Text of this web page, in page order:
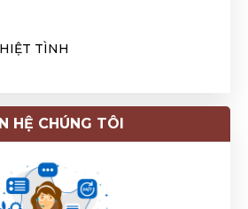
TÌNH
HỆ CHÚNG TÔI